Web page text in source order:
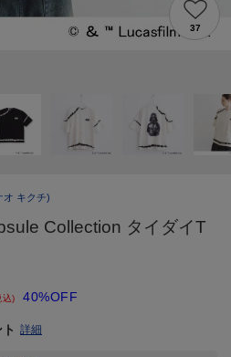
37
オ キクチ)
Collection タイダイT
込) 40%OFF
詳細